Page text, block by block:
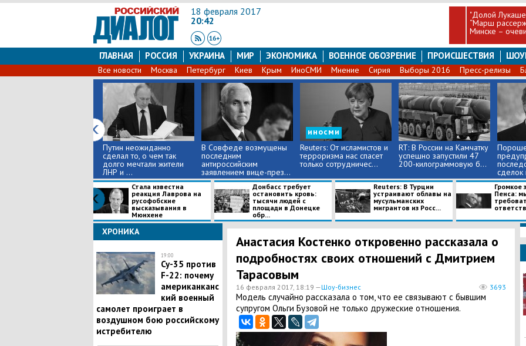
18 февраля 2017
20:42
"Долой
“Марш
Минске –
ГЛАВНАЯ РОССИЯ УКРАИНА МИР ЭКОНОМИКА ВОЕННОЕ ОБОЗРЕНИЕ ПРОИСШЕСТВИЯ
Все новости Москва Петербург Киев Крым ИноСМИ Мнение Сирия Выборы 2016 Пресс-релизы
Путин неожиданно
сделал то, о чем так
долго мечтали жители
ЛНР и ...
В Совфеде возмущены
последним
антироссийским
заявлением вице-през...
иносми
Reuters: От исламистов и
терроризма нас спасет
только сотрудничес...
RT: В России на Камчатку
успешно запустили 47
200-килограммовую б...
сделок
без...
Стала известна
реакция Лаврова на
русофобские
высказывания в
Мюнхене
Донбасс требует
остановить кровь:
тысячи людей с
площади в Донецке
обр...
Reuters: В Турции
устраивают облавы на
мусульманских
мигрантов из Росс...
Громкое
Пенса:
ХРОНИКА
19:00
Су-35 против
F-22: почему
американканс
кий военный
самолет проиграет в
воздушном бою российскому
истребителю
Анастасия Костенко откровенно рассказала о
подробностях своих отношений с Дмитрием
Тарасовым
16 февраля 2017, 18:19 —Шоу-бизнес 3693
Модель случайно рассказала о том, что ее связывают с бывшим
супругом Ольги Бузовой не только дружеские отношения.